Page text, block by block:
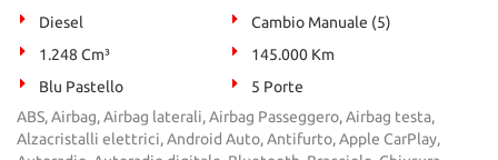
Diesel
Cambio Manuale (5)
1.248 Cm³
145.000 Km
Blu Pastello
5 Porte
ABS, Airbag, Airbag laterali, Airbag Passeggero, Airbag testa,
Alzacristalli elettrici, Android Auto, Antifurto, Apple CarPlay,